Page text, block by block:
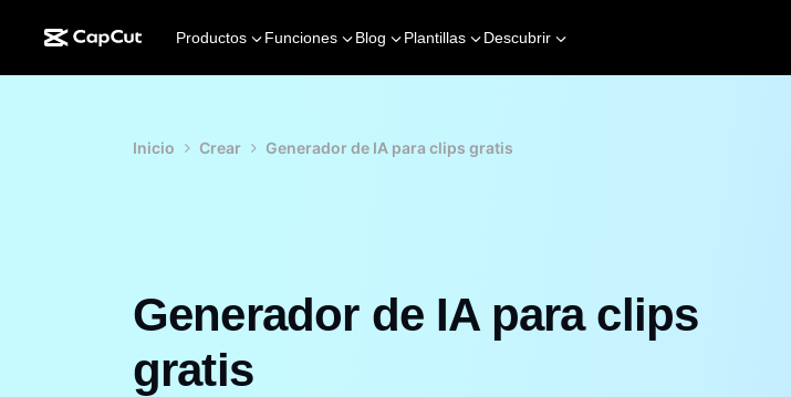
Productos Funciones Blog Plantillas Descubrir
Inicio Crear Generador de IA para clips gratis
Generador de IA para clips
gratis